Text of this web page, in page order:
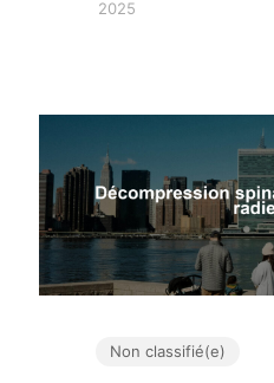
2025
Non classifié(e)